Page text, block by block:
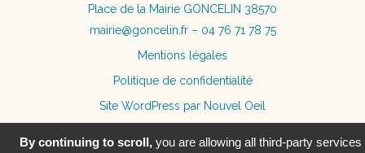
Place de la Mairie GONCELIN 38570
mairie@goncelin.fr – 04 76 71 78 75
Mentions légales
Politique de confidentialité
Site WordPress par Nouvel Oeil
By continuing to scroll, you are allowing all third-party services